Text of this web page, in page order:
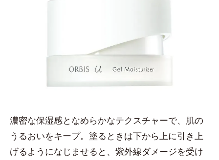
濃密な保湿感となめらかなテクスチャーで、肌の
うるおいをキープ。塗るときは下から上に引き上
げるようになじませると、紫外線ダメージを受け